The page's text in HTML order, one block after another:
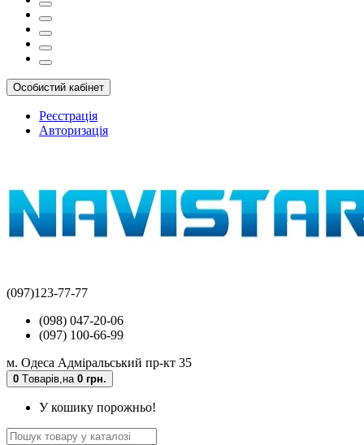
Особистий кабінет
Реєстрація
Авторизація
(097)123-77-77
(098) 047-20-06
(097) 100-66-99
м. Одеса Адміральський пр-кт 35
0 Tоварів,на 0 грн.
У кошику порожньо!